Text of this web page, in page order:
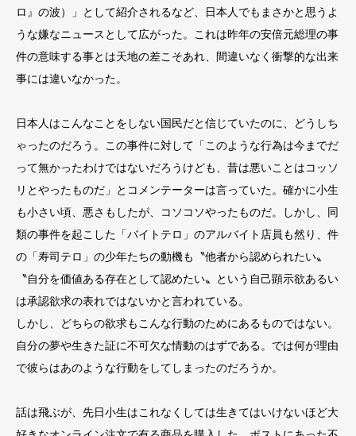
ロ』の波）」として紹介されるなど、日本人でもまさかと思うよ
うな嫌なニュースとして広がった。これは昨年の安倍元総理の事
件の意味する事とは天地の差こそあれ、間違いなく衝撃的な出来
事には違いなかった。
日本人はこんなことをしない国民だと信じていたのに、どうしち
ゃったのだろう。この事件に対して「このような行為は今ま でだ
って無かったわけではないだろうけども、昔は悪いことはコッソ
リとやったものだ」とコメンテーターは言っていた。確かに小生
も小さい頃、悪さもしたが、コソコソやったものだ。しかし、同
類の事件を起こした「バイトテロ」のアルバイト店員も然り、件
の「寿司テロ」の少年たちの動機も〝他者から認められたい〟
〝自分を価値ある存在として認めたい〟という自己顕示欲あるい
は承認欲求の表れではないかと言われている。
しかし、どちらの欲求もこんな行動のためにあるものではない。
自分の夢や生きた証に不可欠な情動のはずである。では何が理由
で彼らはあのような行動をしてしまったのだろうか。
話は飛ぶが、先日小生はこれなくしては生きてはいけないほど大